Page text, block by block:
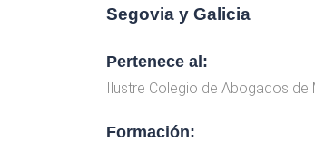
Segovia y Galicia
Pertenece al:
Ilustre Colegio de Abogados de
Formación: